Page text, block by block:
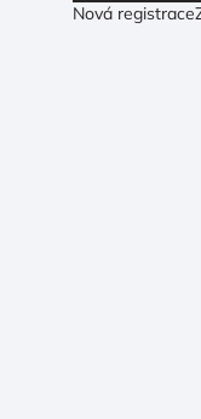
Nová registrace